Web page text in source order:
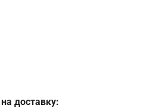
доставку: